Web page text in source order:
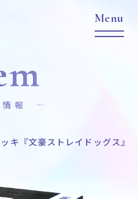
News
Item
報
キ『文豪ストレイドッグス』